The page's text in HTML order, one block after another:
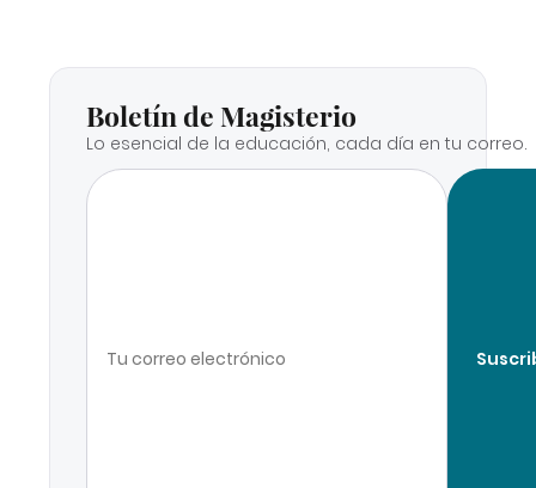
Boletín de Magisterio
Lo esencial de la educación, cada día en tu correo.